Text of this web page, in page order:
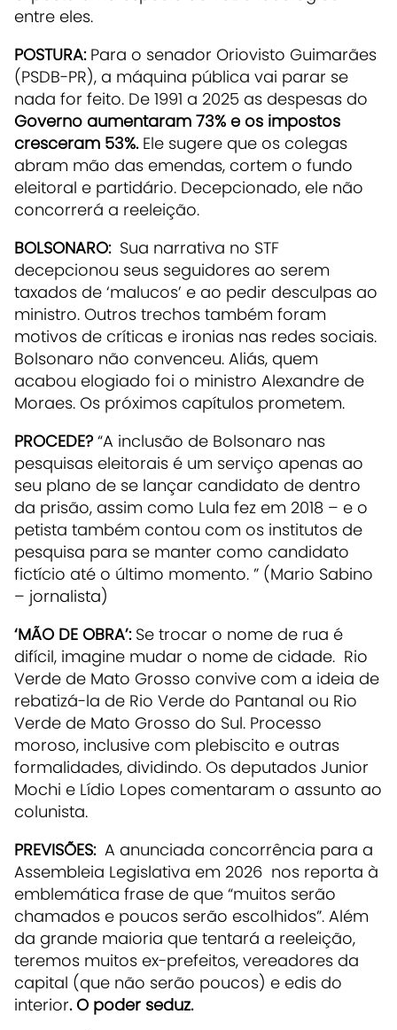
entre eles.
POSTURA:Para o senador Oriovisto Guimarães
(PSDB-PR), a máquina pública vai parar se
nada for feito. De 1991 a 2025 as despesas do
Governo aumentaram 73% e os impostos
cresceram 53%.Ele sugere que os colegas
abram mão das emendas, cortem o fundo
eleitoral e partidário. Decepcionado, ele não
concorrerá a reeleição.
BOLSONARO: Sua narrativa no STF
decepcionou seus seguidores ao serem
taxados de ‘malucos’ e ao pedir desculpas ao
ministro. Outros trechos também foram
motivos de críticas e ironias nas redes sociais.
Bolsonaro não convenceu. Aliás, quem
acabou elogiado foi o ministro Alexandre de
Moraes. Os próximos capítulos prometem.
PROCEDE?“A inclusão de Bolsonaro nas
pesquisas eleitorais é um serviço apenas ao
seu plano de se lançar candidato de dentro
da prisão, assim como Lula fez em 2018 – e o
petista também contou com os institutos de
pesquisa para se manter como candidato
fictício até o último momento. ” (Mario Sabino
– jornalista)
‘MÃO DE OBRA’:Se trocar o nome de rua é
difícil, imagine mudar o nome de cidade. Rio
Verde de Mato Grosso convive com a ideia de
rebatizá-la de Rio Verde do Pantanal ou Rio
Verde de Mato Grosso do Sul. Processo
moroso, inclusive com plebiscito e outras
formalidades, dividindo. Os deputados Junior
Mochi e Lídio Lopes comentaram o assunto ao
colunista.
PREVISÕES: A anunciada concorrência para a
Assembleia Legislativa em 2026 nos reporta à
emblemática frase de que “muitos serão
chamados e poucos serão escolhidos”. Além
da grande maioria que tentará a reeleição,
teremos muitos ex-prefeitos, vereadores da
capital (que não serão poucos) e edis do
interior. O poder seduz.